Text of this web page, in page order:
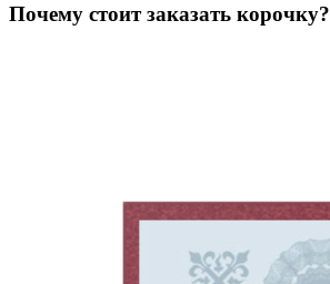
Почему стоит заказать корочку?